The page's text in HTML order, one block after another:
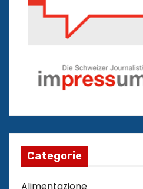
Categorie